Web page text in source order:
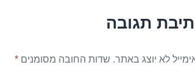
תגובה
לא יוצג באתר. שדות החובה מסומנים*